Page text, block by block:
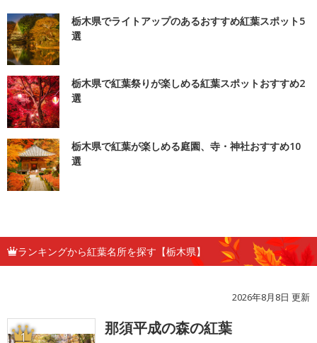
栃木県でライトアップのあるおすすめ紅葉スポット5
選
栃木県で紅葉祭りが楽しめる紅葉スポットおすすめ2
選
栃木県で紅葉が楽しめる庭園、寺・神社おすすめ10
選
ランキングから紅葉名所を探す【栃木県】
2026年8月8日 更新
1 那須平成の森の紅葉